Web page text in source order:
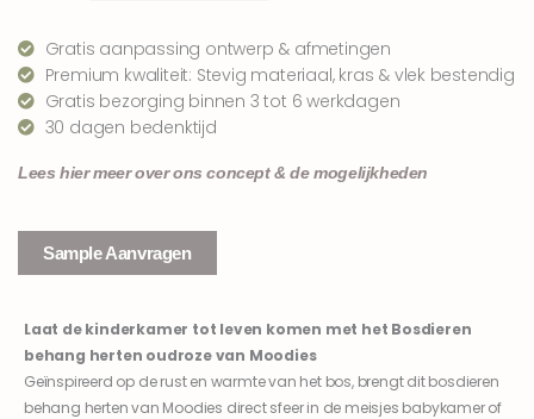
Gratis aanpassing ontwerp & afmetingen
Premium kwaliteit: Stevig materiaal, kras & vlek bestendig
Gratis bezorging binnen 3 tot 6 werkdagen
30 dagen bedenktijd
Lees hier meer over ons concept & de mogelijkheden
Sample Aanvragen
Laat de kinderkamer tot leven komen met het Bosdieren
behang herten oudroze van Moodies
Geïnspireerd op de rust en warmte van het bos, brengt dit bosdieren
behang herten van Moodies direct sfeer in de meisjes babykamer of